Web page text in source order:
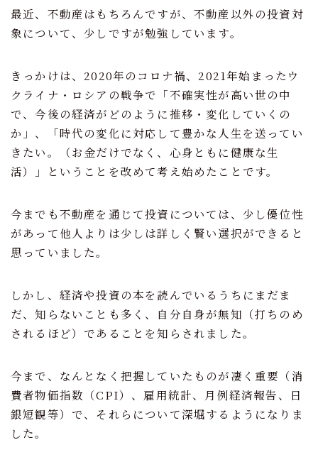
不動産売却・購入サポート
不動産鑑定
アドバイザリー契約
報酬
お問い合わせ
最近、不動産はもちろんですが、不動産以外の投資対
象について、少しですが勉強しています。
きっかけは、2020年のコロナ禍、2021年始まったウ
クライナ・ロシアの戦争で「不確実性が高い世の中
で、今後の経済がどのように推移・変化していくの
か」、「時代の変化に対応して豊かな人生を送ってい
きたい。（お金だけでなく、心身ともに健康な生
活）」ということを改めて考え始めたことです。
今までも不動産を通じて投資については、少し優位性
があって他人よりは少しは詳しく賢い選択ができると
思っていました。
しかし、経済や投資の本を読んでいるうちにまだま
だ、知らないことも多く、自分自身が無知（打ちのめ
されるほど）であることを知らされました。
今まで、なんとなく把握していたものが凄く重要（消
費者物価指数（CPI）、雇用統計、月例経済報告、日
銀短観等）で、それらについて深堀するようになりま
した。